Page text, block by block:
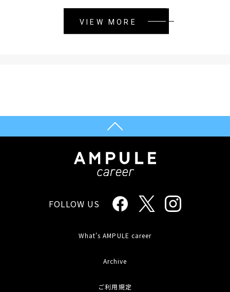
VIEW MORE
FOLLOW US
What's AMPULE career
Archive
ご利用規定